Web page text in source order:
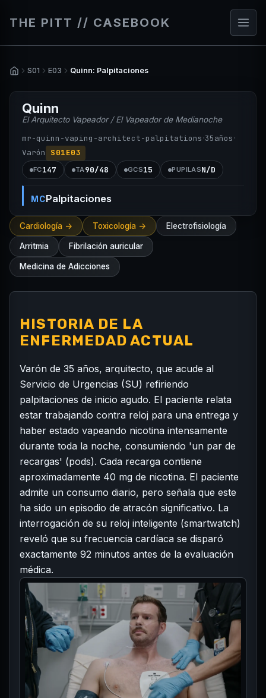
THE PITT // CASEBOOK
S01 E03 Quinn: Palpitaciones
Quinn
El Arquitecto Vapeador / El Vapeador de Medianoche
mr-quinn-vaping-architect-palpitations·35años·
Varón S01E03
FC147 TA90/48 GCS15 PUPILASN/D
MCPalpitaciones
Cardiología -> Toxicología -> Electrofisiología
Arritmia Fibrilación auricular
Medicina de Adicciones
HISTORIA DE LA
ENFERMEDAD ACTUAL
Varón de 35 años, arquitecto, que acude al
Servicio de Urgencias (SU) refiriendo
palpitaciones de inicio agudo. El paciente relata
estar trabajando contra reloj para una entrega y
haber estado vapeando nicotina intensamente
durante toda la noche, consumiendo 'un par de
recargas' (pods). Cada recarga contiene
aproximadamente 40 mg de nicotina. El paciente
admite un consumo diario, pero señala que este
ha sido un episodio de atracón significativo. La
interrogación de su reloj inteligente (smartwatch)
reveló que su frecuencia cardíaca se disparó
exactamente 92 minutos antes de la evaluación
médica.